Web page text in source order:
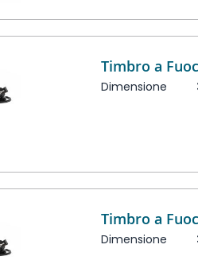
Timbro a
Dimensione
Timbro a
Dimensione